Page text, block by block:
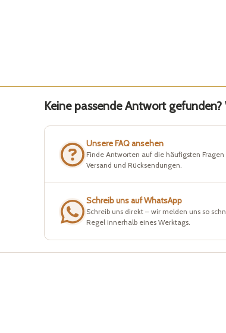
Keine passende Antwort
Unsere FAQ ansehen
Finde Antworten auf die häufigsten
Versand und Rücksendungen.
Schreib uns auf WhatsApp
Schreib uns direkt – wir melden uns so
Regel innerhalb eines Werktags.